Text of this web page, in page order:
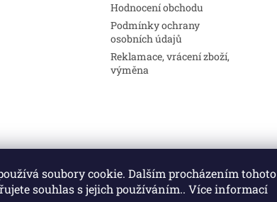
soubory cookie. Dalším procházením tohoto
souhlas s jejich používáním.. Více informací
Hodnocení obchodu
Podmínky ochrany
osobních údajů
Reklamace, vrácení zboží,
výměna
Stavební pouzdra Interiéry Dveře